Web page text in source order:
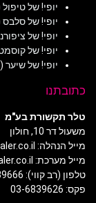
יופי! של טיפול
יופי! של סלבס
יופי! של
יופי! של
יופי! של שיער (535)
כתובתנו
טלר תקשורת בע"מ
משעול דר 10, חולון
מייל הנהלה: taler@taler.co.il
מייל מערכת: anat@taler.co.il
טלפון (רב קווי): 03-6839666
פקס: 03-6839626